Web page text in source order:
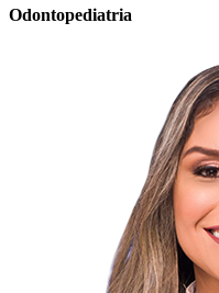
Odontopediatria